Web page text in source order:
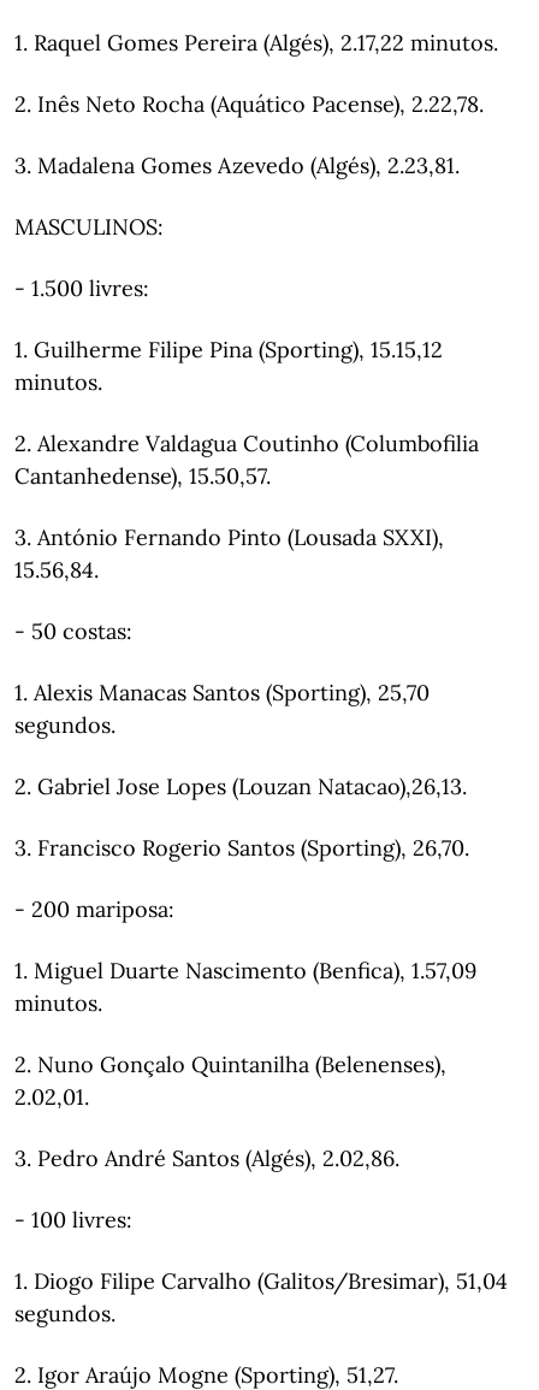
1. Raquel Gomes Pereira (Algés), 2.17,22 minutos.
2. Inês Neto Rocha (Aquático Pacense), 2.22,78.
3. Madalena Gomes Azevedo (Algés), 2.23,81.
MASCULINOS:
- 1.500 livres:
1. Guilherme Filipe Pina (Sporting), 15.15,12
minutos.
2. Alexandre Valdagua Coutinho (Columbofilia
Cantanhedense), 15.50,57.
3. António Fernando Pinto (Lousada SXXI),
15.56,84.
- 50 costas:
1. Alexis Manacas Santos (Sporting), 25,70
segundos.
2. Gabriel Jose Lopes (Louzan Natacao),26,13.
3. Francisco Rogerio Santos (Sporting), 26,70.
- 200 mariposa:
1. Miguel Duarte Nascimento (Benfica), 1.57,09
minutos.
2. Nuno Gonçalo Quintanilha (Belenenses),
2.02,01.
3. Pedro André Santos (Algés), 2.02,86.
- 100 livres:
1. Diogo Filipe Carvalho (Galitos/Bresimar), 51,04
segundos.
2. Igor Araújo Mogne (Sporting), 51,27.